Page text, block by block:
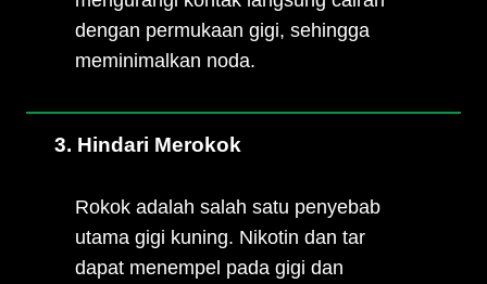
dengan permukaan gigi, sehingga
meminimalkan noda.
3. Hindari Merokok
Rokok adalah salah satu penyebab
utama gigi kuning. Nikotin dan tar
dapat menempel pada gigi dan